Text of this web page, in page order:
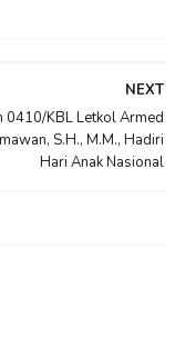
NEXT
0410/KBL Letkol Armed
S.H., M.M., Hadiri
Hari Anak Nasional